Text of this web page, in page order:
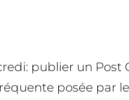
publier un Post
posée par